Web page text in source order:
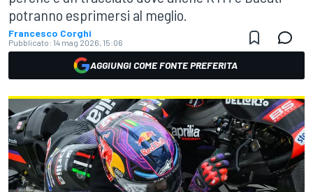
potranno esprimersi al meglio.
Francesco Corghi
Pubblicato: 14 mag 2026, 15:06
AGGIUNGI COME FONTE PREFERITA